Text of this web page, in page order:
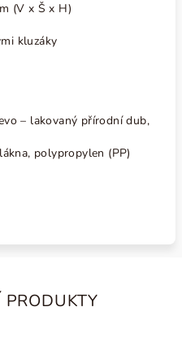
(V x Š x H)
kluzáky
– lakovaný přírodní dub,
polypropylen (PP)
PRODUKTY